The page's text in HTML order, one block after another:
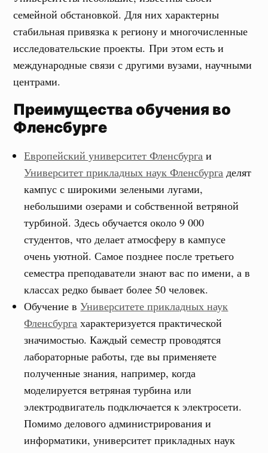
семейной обстановкой. Для них характерны
стабильная привязка к региону и многочисленные
исследовательские проекты. При этом есть и
международные связи с другими вузами, научными
центрами.
Преимущества обучения во
Фленсбурге
Европейский университет Фленсбурга и
Университет прикладных наук Фленсбурга делят
кампус с широкими зелеными лугами,
небольшими озерами и собственной ветряной
турбиной. Здесь обучаетсяоколо 9 000
студентов, что делает атмосферу в кампусе
очень уютной. Самое позднее после третьего
семестра преподаватели знают вас по имени, а в
классах редко бывает более 50 человек.
Обучение вУниверситете прикладных наук
Фленсбурга характеризуется практической
значимостью. Каждый семестр проводятся
лабораторные работы, где вы применяете
полученные знания, например, когда
моделируется ветряная турбина или
электродвигатель подключается к электросети.
Помимо делового администрирования и
информатики, университет прикладных наук